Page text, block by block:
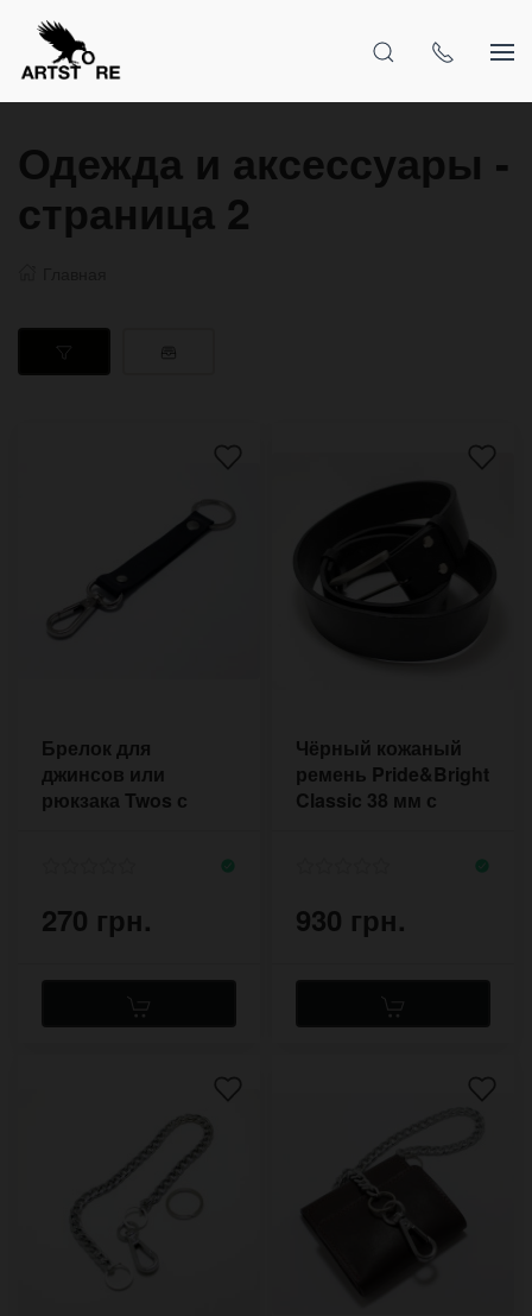
Одежда и аксессуары -
страница 2
Брелок для
джинсов или
рюкзака Twos с
270 грн.
Чёрный кожаный
ремень Pride&Bright
Classic 38 мм с
930 грн.